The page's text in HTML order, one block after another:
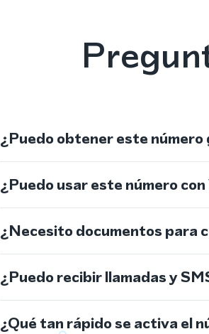
¿Puedo obtener este
¿Puedo usar este número
¿Necesito documentos para
¿Puedo recibir llamadas y
¿Qué tan rápido se activa el